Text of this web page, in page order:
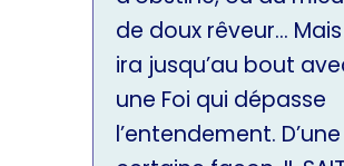
de doux rêveur… Mais
ira jusqu’au bout
une Foi qui dépasse
l’entendement. D’une